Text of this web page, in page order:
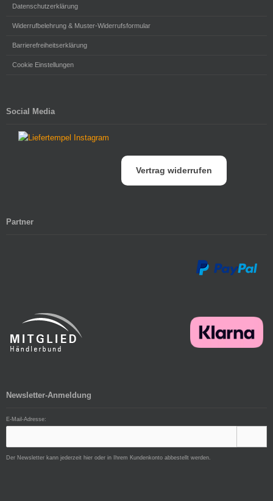
Datenschutzerklärung
Widerrufbelehrung & Muster-Widerrufsformular
Barrierefreiheitserklärung
Cookie Einstellungen
Social Media
Vertrag widerrufen
Partner
Newsletter-Anmeldung
E-Mail-Adresse:
Der Newsletter kann jederzeit hier oder in Ihrem Kundenkonto abbestellt werden.